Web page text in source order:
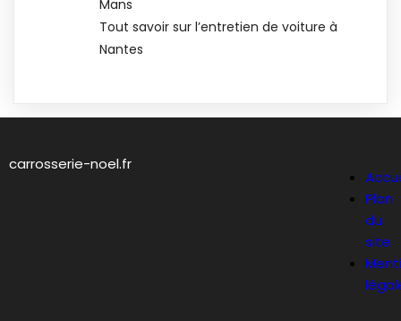
Mans
Tout savoir sur l’entretien de voiture à
Nantes
carrosserie-noel.fr
Plan
du
site